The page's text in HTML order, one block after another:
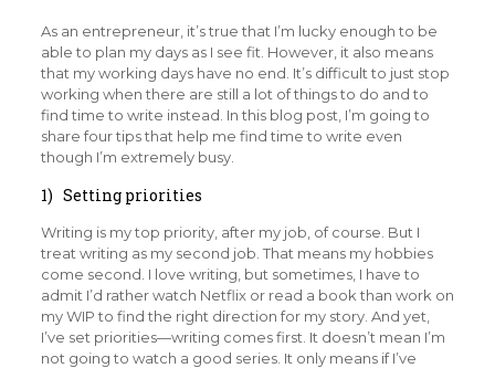
As an entrepreneur, it’s true that I’m lucky enough to be
able to plan my days as I see fit. However, it also means
that my working days have no end. It’s difficult to just stop
working when there are still a lot of things to do and to
find time to write instead. In this blog post, I’m going to
share four tips that help me find time to write even
though I’m extremely busy.
1) Setting priorities
Writing is my top priority, after my job, of course. But I
treat writing as my second job. That means my hobbies
come second. I love writing, but sometimes, I have to
admit I’d rather watch Netflix or read a book than work on
my WIP to find the right direction for my story. And yet,
I’ve set priorities—writing comes first. It doesn’t mean I’m
not going to watch a good series. It only means if I’ve